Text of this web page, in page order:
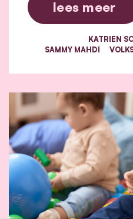
lees meer
KATRIEN
SAMMY MAHDI